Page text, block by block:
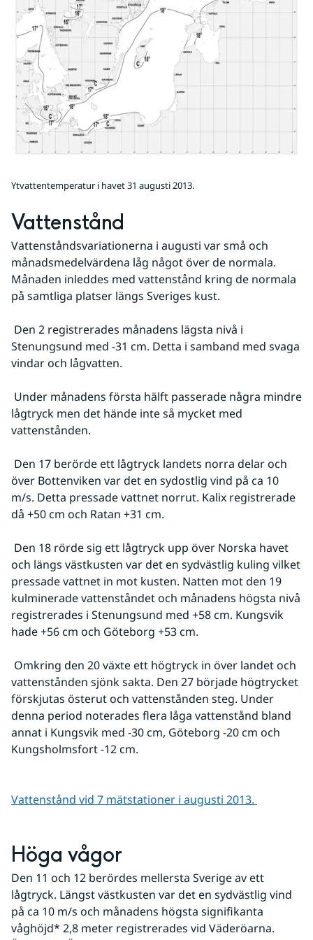
Ytvattentemperatur i havet 31 augusti 2013.
Vattenstånd
Vattenståndsvariationerna i augusti var små och
månadsmedelvärdena låg något över de normala.
Månaden inleddes med vattenstånd kring de normala
på samtliga platser längs Sveriges kust.
Stenungsund med -31 cm. Detta i samband med svaga
vindar och lågvatten.
lågtryck men det hände inte så mycket med
vattenstånden.
över Bottenviken var det en sydostlig vind på ca 10
m/s. Detta pressade vattnet norrut. Kalix registrerade
då +50 cm och Ratan +31 cm.
och längs västkusten var det en sydvästlig kuling vilket
pressade vattnet in mot kusten. Natten mot den 19
kulminerade vattenståndet och månadens högsta nivå
registrerades i Stenungsund med +58 cm. Kungsvik
hade +56 cm och Göteborg +53 cm.
vattenstånden sjönk sakta. Den 27 började högtrycket
förskjutas österut och vattenstånden steg. Under
denna period noterades flera låga vattenstånd bland
annat i Kungsvik med -30 cm, Göteborg -20 cm och
Kungsholmsfort -12 cm.
Vattenstånd vid 7 mätstationer i augusti 2013.
Höga vågor
Den 11 och 12 berördes mellersta Sverige av ett
lågtryck. Längst västkusten var det en sydvästlig vind
på ca 10 m/s och månadens högsta signifikanta
våghöjd* 2,8 meter registrerades vid Väderöarna.